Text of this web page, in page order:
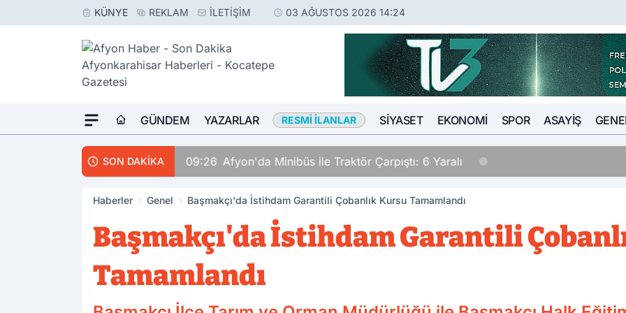
KÜNYE REKLAM İLETIŞIM 03 AĞUSTOS 2026 14:24
GÜNDEM YAZARLAR RESMI İLANLAR SIYASET EKONOMI SPOR ASAYIŞ
SON DAKİKA 09:26 Afyon'da Minibüs ile Traktör Çarpıştı: 6 Yaralı
Haberler Genel Başmakçı'da İstihdam Garantili Çobanlık Kursu Tamamlandı
Başmakçı'da İstihdam Garantili
Tamamlandı